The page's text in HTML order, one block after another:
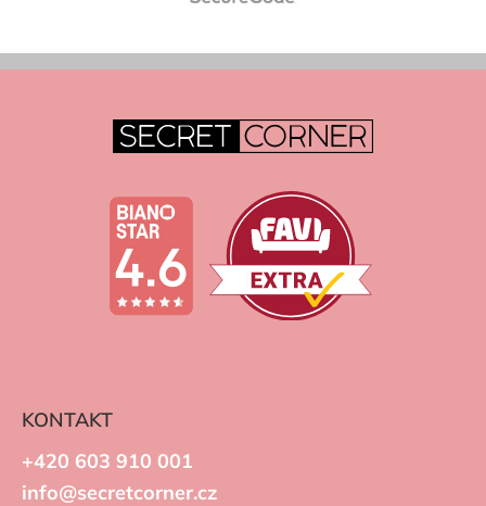
KONTAKT
+420 603 910 001
info@secretcorner.cz